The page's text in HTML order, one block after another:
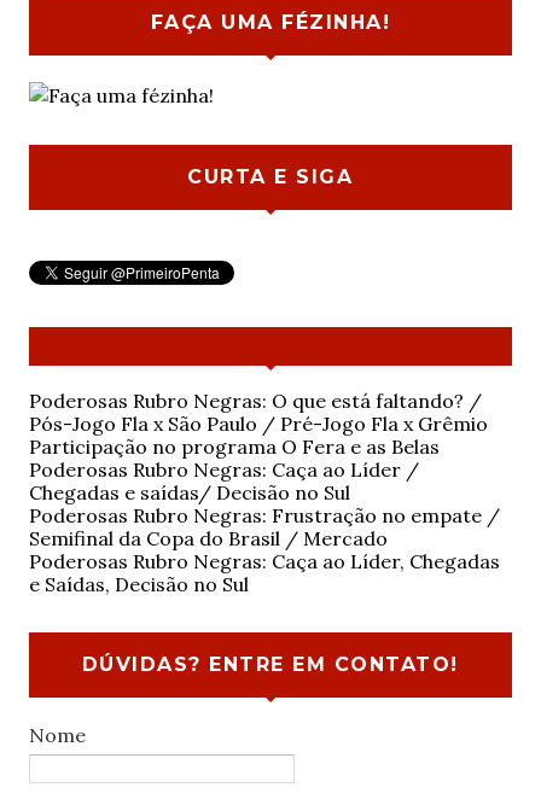
FAÇA UMA FÉZINHA!
CURTA E SIGA
Poderosas Rubro Negras: O que está faltando? /
Pós-Jogo Fla x São Paulo / Pré-Jogo Fla x Grêmio
Participação no programa O Fera e as Belas
Poderosas Rubro Negras: Caça ao Líder /
Chegadas e saídas/ Decisão no Sul
Poderosas Rubro Negras: Frustração no empate /
Semifinal da Copa do Brasil / Mercado
Poderosas Rubro Negras: Caça ao Líder, Chegadas
e Saídas, Decisão no Sul
DÚVIDAS? ENTRE EM CONTATO!
Nome